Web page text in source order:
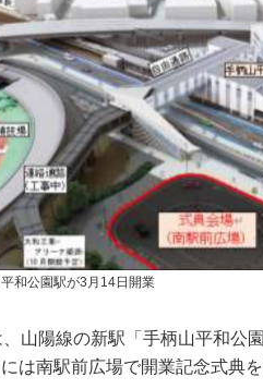
和公園駅が3月14日開業
山陽線の新駅「手柄山平和公
は南駅前広場で開業記念式典を